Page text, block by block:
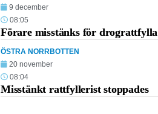
9 december
08:05
Förare misstänks för drograttfylla
ÖSTRA NORRBOTTEN
20 november
08:04
Misstänkt rattfyllerist stoppades